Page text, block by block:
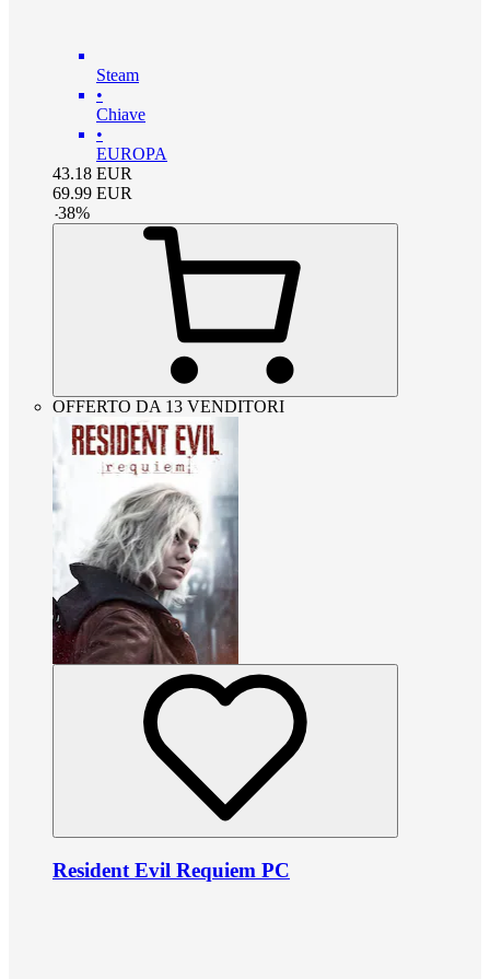
Steam
•
Chiave
•
EUROPA
43.18 EUR
69.99 EUR
-38%
OFFERTO DA 13 VENDITORI
Resident Evil Requiem PC